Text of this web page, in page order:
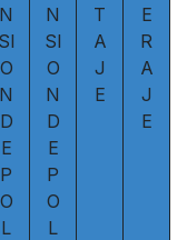
N
SI
O
N
D
E
P
O
L
N
SI
O
N
D
E
P
O
L
T
A
J
E
E
R
A
J
E